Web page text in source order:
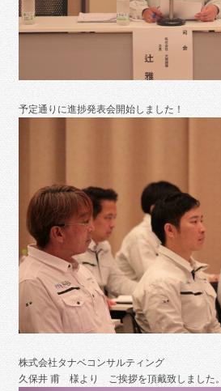
予定通りに進捗発表会開始しました！
株式会社タナベコンサルティング
久保井 甫 様より ご挨拶を頂戴致しました。